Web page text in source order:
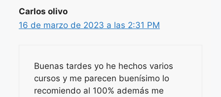
Carlos olivo
16 de marzo de 2023 a las 2:31 PM
Buenas tardes yo he hechos varios
cursos y me parecen buenísimo lo
recomiendo al 100% además me